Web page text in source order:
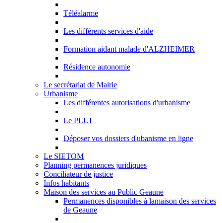
Téléalarme
Les différents services d'aide
Formation aidant malade d'ALZHEIMER
Résidence autonomie
Le secrétariat de Mairie
Urbanisme
Les différentes autorisations d'urbanisme
Le PLUI
Déposer vos dossiers d'ubanisme en ligne
Le SIETOM
Planning permanences juridiques
Conciliateur de justice
Infos habitants
Maison des services au Public Geaune
Permanences disponibles à lamaison des services
de Geaune